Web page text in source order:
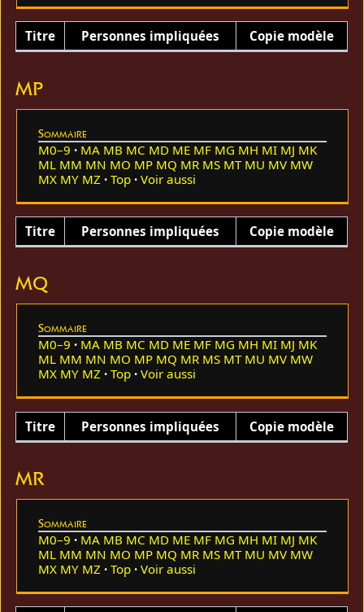
Titre Personnes impliquées Copie modèle
MP
Sommaire
M0–9 MA MB MC MD ME MF MG MH MI MJ MK
ML MM MN MO MP MQ MR MS MT MU MV MW
MX MY MZ Top Voir aussi
Titre Personnes impliquées Copie modèle
MQ
Sommaire
M0–9 MA MB MC MD ME MF MG MH MI MJ MK
ML MM MN MO MP MQ MR MS MT MU MV MW
MX MY MZ Top Voir aussi
Titre Personnes impliquées Copie modèle
MR
Sommaire
M0–9 MA MB MC MD ME MF MG MH MI MJ MK
ML MM MN MO MP MQ MR MS MT MU MV MW
MX MY MZ Top Voir aussi